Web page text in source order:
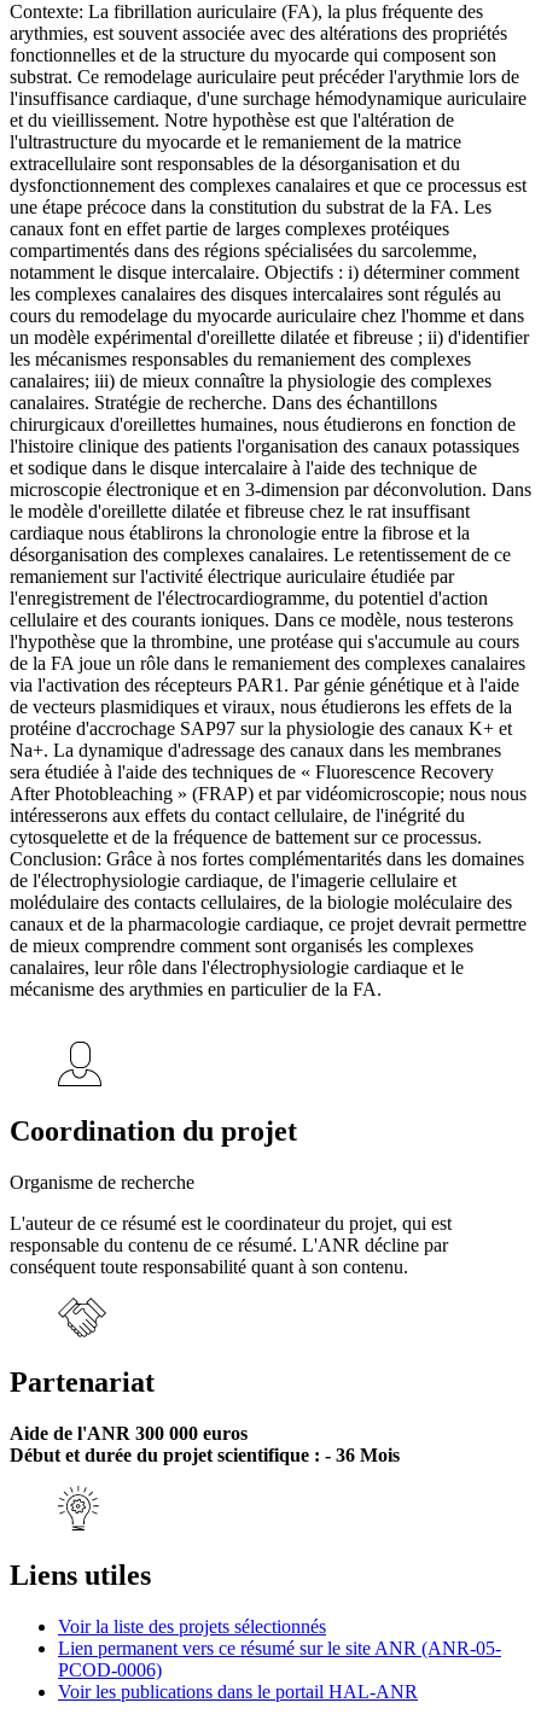
Contexte: La fibrillation auriculaire (FA), la plus fréquente des
arythmies, est souvent associée avec des altérations des propriétés
fonctionnelles et de la structure du myocarde qui composent son
substrat. Ce remodelage auriculaire peut précéder l'arythmie lors de
l'insuffisance cardiaque, d'une surchage hémodynamique auriculaire
et du vieillissement. Notre hypothèse est que l'altération de
l'ultrastructure du myocarde et le remaniement de la matrice
extracellulaire sont responsables de la désorganisation et du
dysfonctionnement des complexes canalaires et que ce processus est
une étape précoce dans la constitution du substrat de la FA. Les
canaux font en effet partie de larges complexes protéiques
compartimentés dans des régions spécialisées du sarcolemme,
notamment le disque intercalaire. Objectifs : i) déterminer comment
les complexes canalaires des disques intercalaires sont régulés au
cours du remodelage du myocarde auriculaire chez l'homme et dans
un modèle expérimental d'oreillette dilatée et fibreuse ; ii) d'identifier
les mécanismes responsables du remaniement des complexes
canalaires; iii) de mieux connaître la physiologie des complexes
canalaires. Stratégie de recherche. Dans des échantillons
chirurgicaux d'oreillettes humaines, nous étudierons en fonction de
l'histoire clinique des patients l'organisation des canaux potassiques
et sodique dans le disque intercalaire à l'aide des technique de
microscopie électronique et en 3-dimension par déconvolution. Dans
le modèle d'oreillette dilatée et fibreuse chez le rat insuffisant
cardiaque nous établirons la chronologie entre la fibrose et la
désorganisation des complexes canalaires. Le retentissement de ce
remaniement sur l'activité électrique auriculaire étudiée par
l'enregistrement de l'électrocardiogramme, du potentiel d'action
cellulaire et des courants ioniques. Dans ce modèle, nous testerons
l'hypothèse que la thrombine, une protéase qui s'accumule au cours
de la FA joue un rôle dans le remaniement des complexes canalaires
via l'activation des récepteurs PAR1. Par génie génétique et à l'aide
de vecteurs plasmidiques et viraux, nous étudierons les effets de la
protéine d'accrochage SAP97 sur la physiologie des canaux K+ et
Na+. La dynamique d'adressage des canaux dans les membranes
sera étudiée à l'aide des techniques de « Fluorescence Recovery
After Photobleaching » (FRAP) et par vidéomicroscopie; nous nous
intéresserons aux effets du contact cellulaire, de l'inégrité du
cytosquelette et de la fréquence de battement sur ce processus.
Conclusion: Grâce à nos fortes complémentarités dans les domaines
de l'électrophysiologie cardiaque, de l'imagerie cellulaire et
molédulaire des contacts cellulaires, de la biologie moléculaire des
canaux et de la pharmacologie cardiaque, ce projet devrait permettre
de mieux comprendre comment sont organisés les complexes
canalaires, leur rôle dans l'électrophysiologie cardiaque et le
mécanisme des arythmies en particulier de la FA.
Coordination du projet
Organisme de recherche
L'auteur de ce résumé est le coordinateur du projet, qui est
responsable du contenu de ce résumé. L'ANR décline par
conséquent toute responsabilité quant à son contenu.
Partenariat
Aide de l'ANR 300 000 euros
Début et durée du projet scientifique : - 36 Mois
Liens utiles
Voir la liste des projets sélectionnés
Lien permanent vers ce résumé sur le site ANR (ANR-05-
PCOD-0006)
Voir les publications dans le portail HAL-ANR